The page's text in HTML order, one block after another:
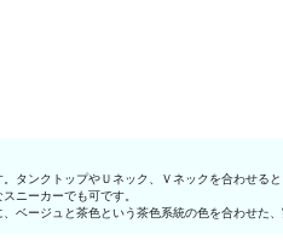
タンクトップやＵネック、Ｖネックを合わせ
ニーカーでも可です。
ベージュと茶色という茶色系統の色を合わせた